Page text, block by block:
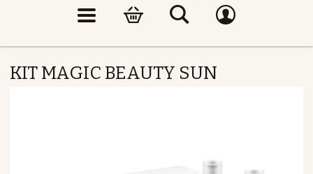
KIT MAGIC BEAUTY SUN